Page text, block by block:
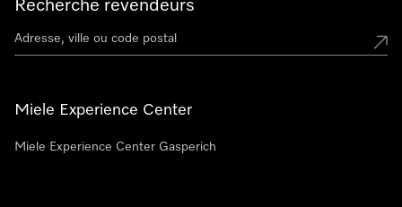
Recherche revendeurs
Miele Experience Center
Miele Experience Center Gasperich